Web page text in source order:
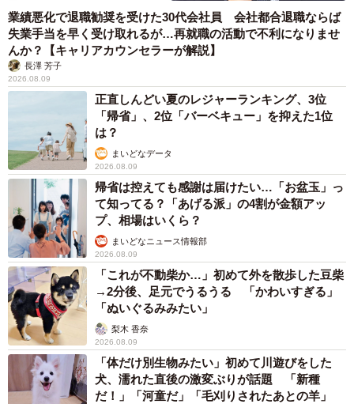
業績悪化で退職勧奨を受けた30代会社員 会社都合退職ならば
失業手当を早く受け取れるが…再就職の活動で不利になりませ
んか？【キャリアカウンセラーが解説】
長澤 芳子
2026.08.09
正直しんどい夏のレジャーランキング、3位
「帰省」、2位「バーベキュー」を抑えた1位
は？
まいどなデータ
2026.08.09
帰省は控えても感謝は届けたい…「お盆玉」っ
て知ってる？「あげる派」の4割が金額アッ
プ、相場はいくら？
まいどなニュース情報部
2026.08.09
「これが不動柴か…」初めて外を散歩した豆柴
→2分後、足元でうるうる 「かわいすぎる」
「ぬいぐるみみたい」
梨木 香奈
2026.08.09
「体だけ別生物みたい」初めて川遊びをした
犬、濡れた直後の激変ぶりが話題 「新種
だ！」「河童だ」「毛刈りされたあとの羊」